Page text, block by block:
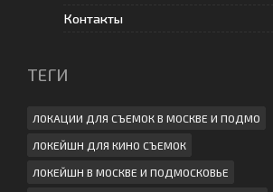
Контакты
ТЕГИ
ЛОКАЦИИ ДЛЯ СЪЕМОК В МОСКВЕ И ПОДМО
ЛОКЕЙШН ДЛЯ КИНО СЪЕМОК
ЛОКЕЙШН В МОСКВЕ И ПОДМОСКОВЬЕ